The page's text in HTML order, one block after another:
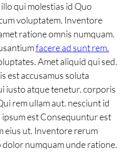
qui molestias id Quo
voluptatem. Inventore
ratione omnis numquam.
facere ad sunt rem.
Amet aliquid qui sed.
est accusamus soluta
iusto atque tenetur. corporis
rem ullam aut. nesciunt id
est Consequuntur est
eius ut. Inventore rerum
numquam unde ratione.